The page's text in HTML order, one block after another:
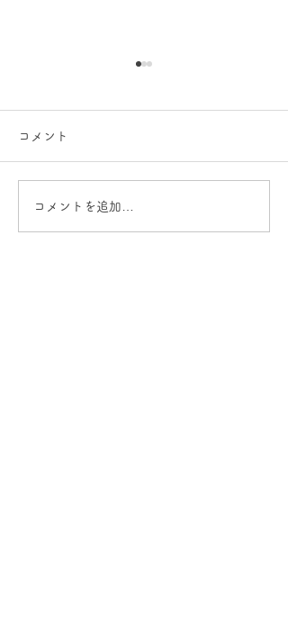
優先順位と成長順位ー両
コメント
コメントを追加…